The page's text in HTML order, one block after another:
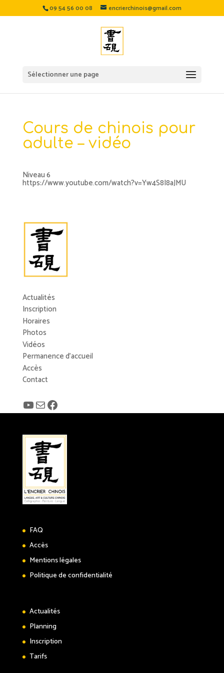
09 54 56 00 08 encrierchinois@gmail.com
Sélectionner une page
Cours de chinois pour
adulte – vidéo
Niveau 6
https://www.youtube.com/watch?v=Yw4S8I8aJMU
Actualités
Inscription
Horaires
Photos
Vidéos
Permanence d’accueil
Accès
Contact
YouTube
E-mailFacebook
FAQ
Accès
Mentions légales
Politique de confidentialité
Actualités
Planning
Inscription
Tarifs